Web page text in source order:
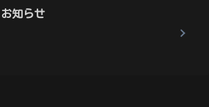
お知らせ